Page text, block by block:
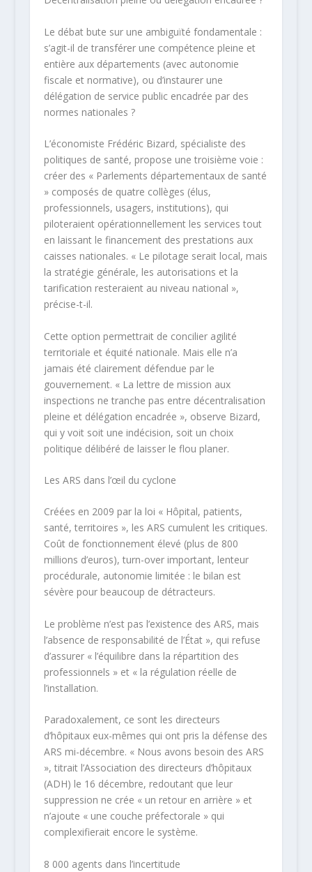
Le débat bute sur une ambiguïté fondamentale :
s’agit-il de transférer une compétence pleine et
entière aux départements (avec autonomie
fiscale et normative), ou d’instaurer une
délégation de service public encadrée par des
normes nationales ?
L’économiste Frédéric Bizard, spécialiste des
politiques de santé, propose une troisième voie :
créer des « Parlements départementaux de santé
» composés de quatre collèges (élus,
professionnels, usagers, institutions), qui
piloteraient opérationnellement les services tout
en laissant le financement des prestations aux
caisses nationales. « Le pilotage serait local, mais
la stratégie générale, les autorisations et la
tarification resteraient au niveau national »,
précise-t-il.
Cette option permettrait de concilier agilité
territoriale et équité nationale. Mais elle n’a
jamais été clairement défendue par le
gouvernement. « La lettre de mission aux
inspections ne tranche pas entre décentralisation
pleine et délégation encadrée », observe Bizard,
qui y voit soit une indécision, soit un choix
politique délibéré de laisser le flou planer. ​
Les ARS dans l’œil du cyclone
Créées en 2009 par la loi « Hôpital, patients,
santé, territoires », les ARS cumulent les critiques.
Coût de fonctionnement élevé (plus de 800
millions d’euros), turn-over important, lenteur
procédurale, autonomie limitée : le bilan est
sévère pour beaucoup de détracteurs.
Le problème n’est pas l’existence des ARS, mais
l’absence de responsabilité de l’État », qui refuse
d’assurer « l’équilibre dans la répartition des
professionnels » et « la régulation réelle de
l’installation. ​
Paradoxalement, ce sont les directeurs
d’hôpitaux eux-mêmes qui ont pris la défense des
ARS mi-décembre. « Nous avons besoin des ARS
», titrait l’Association des directeurs d’hôpitaux
(ADH) le 16 décembre, redoutant que leur
suppression ne crée « un retour en arrière » et
n’ajoute « une couche préfectorale » qui
complexifierait encore le système.
8 000 agents dans l’incertitude